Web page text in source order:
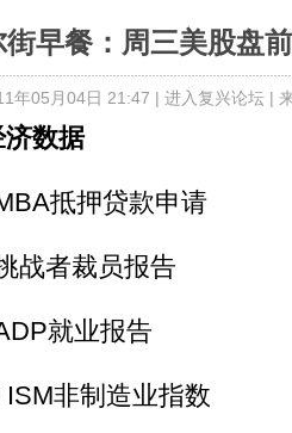
街早餐：周三美股盘
年05月04日 21:47 | 进入复兴论坛|
数据
抵押贷款申请
者裁员报告
就业报告
非制造业指数